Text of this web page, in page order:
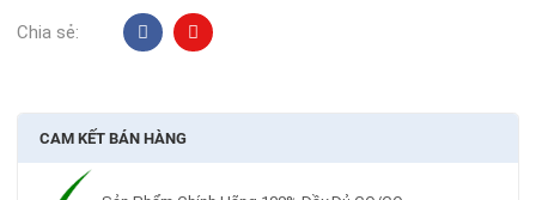
Chia sẻ:
CAM KẾT BÁN HÀNG